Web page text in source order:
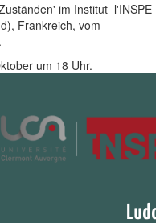
im Institut l'INSPE
Frankreich, vom
um 18 Uhr.